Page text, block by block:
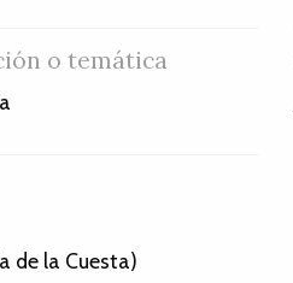
o temática
de la Cuesta)